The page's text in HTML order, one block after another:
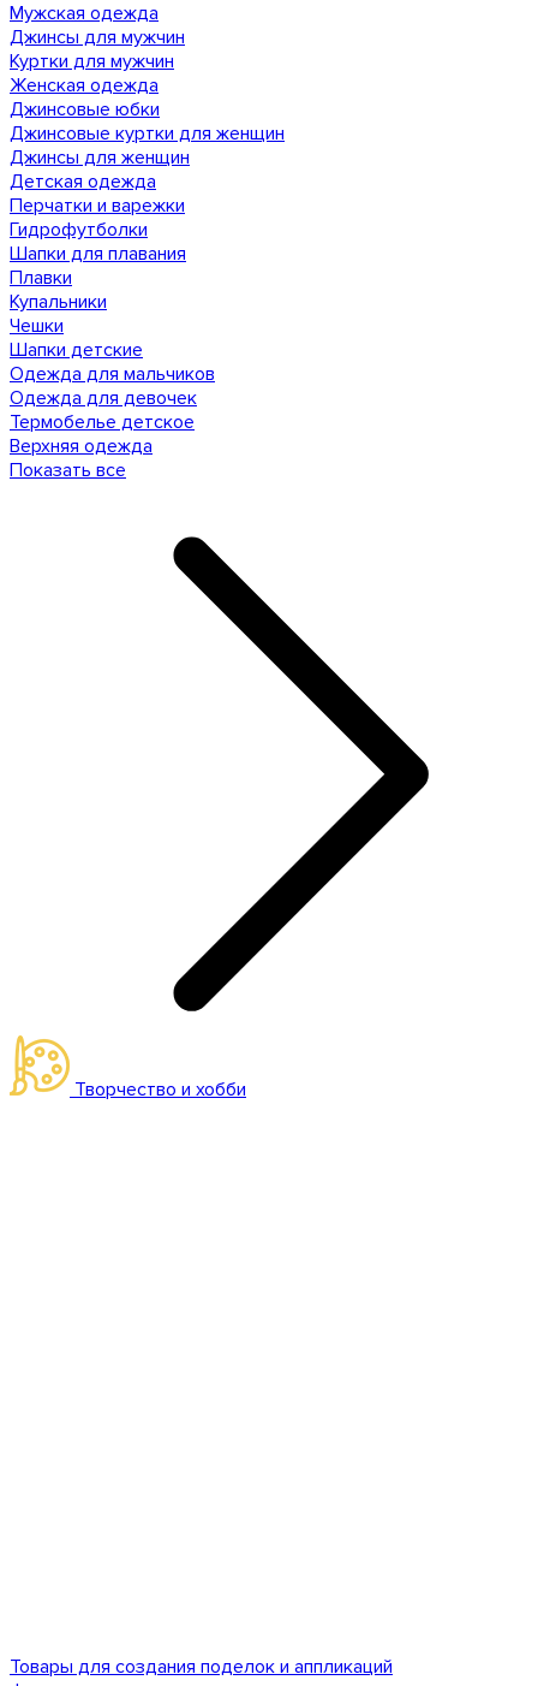
Мужская одежда
Джинсы для мужчин
Куртки для мужчин
Женская одежда
Джинсовые юбки
Джинсовые куртки для женщин
Джинсы для женщин
Детская одежда
Перчатки и варежки
Гидрофутболки
Шапки для плавания
Плавки
Купальники
Чешки
Шапки детские
Одежда для мальчиков
Одежда для девочек
Термобелье детское
Верхняя одежда
Показать все
Творчество и хобби
Товары для создания поделок и аппликаций